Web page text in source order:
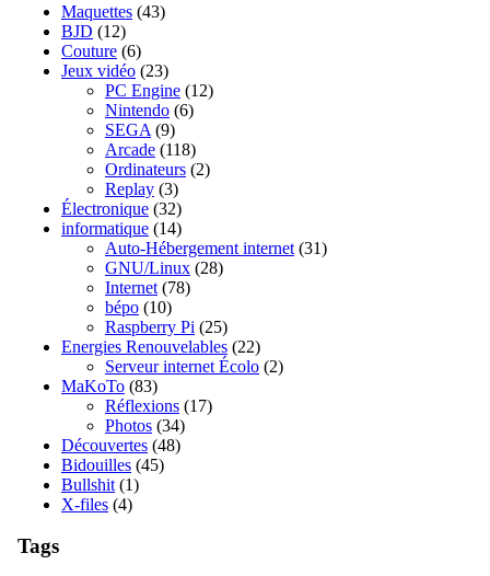
Maquettes (43)
BJD (12)
Couture (6)
Jeux vidéo (23)
PC Engine (12)
Nintendo (6)
SEGA (9)
Arcade (118)
Ordinateurs (2)
Replay (3)
Électronique (32)
informatique (14)
Auto-Hébergement internet (31)
GNU/Linux (28)
Internet (78)
bépo (10)
Raspberry Pi (25)
Energies Renouvelables (22)
Serveur internet Écolo (2)
MaKoTo (83)
Réflexions (17)
Photos (34)
Découvertes (48)
Bidouilles (45)
Bullshit (1)
X-files (4)
Tags